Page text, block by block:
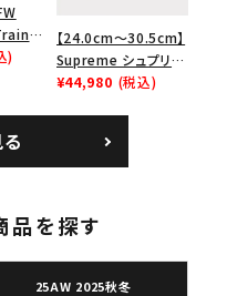
ト
)
【24.0cm～30.5cm】
Supreme シュプリー
ム 2023AW Nike
カー ホワイト 白
¥44,980 (税込)
品を探す
25AW 2025秋冬